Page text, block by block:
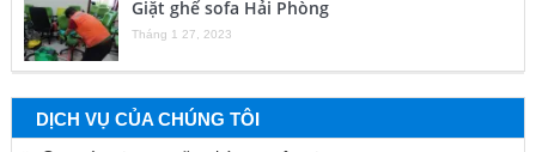
Giặt ghế sofa Hải Phòng
Tháng 1 27, 2023
DỊCH VỤ CỦA CHÚNG TÔI